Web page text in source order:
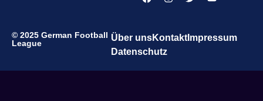
© 2025 German Football
League
Über unsKontaktImpressum
Datenschutz